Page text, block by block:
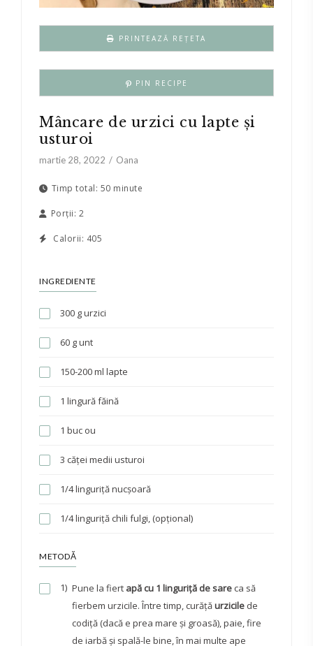
PRINTEAZĂ REȚETA
PIN RECIPE
Mâncare de urzici cu lapte și
usturoi
martie 28, 2022 Oana
Timp total: 50 minute
Porții: 2
Calorii: 405
INGREDIENTE
300 g urzici
60 g unt
150-200 ml lapte
1 lingură făină
1 buc ou
3 căței medii usturoi
1/4 linguriță nucșoară
1/4 linguriță chili fulgi, (opțional)
METODĂ
1) Pune la fiert apă cu 1 linguriță de sare ca să
fierbem urzicile. Între timp, curățăurzicile de
codiță (dacă e prea mare și groasă), paie, fire
de iarbă și spală-le bine, în mai multe ape